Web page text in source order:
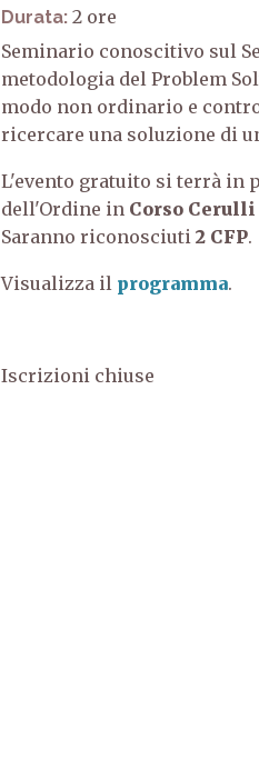
Durata: 2
Seminario conoscitivo sul
metodologia del Problem
modo non ordinario e
ricercare una soluzione di
L'evento gratuito si terrà in
dell'Ordine in Corso Cerulli
Saranno riconosciuti 2 CFP.
Visualizza il programma.
Iscrizioni chiuse